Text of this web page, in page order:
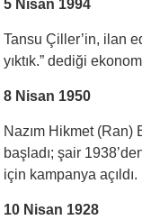
5 Nisan 1994
Tansu Çiller’in, ilan
yıktık.” dediği
8 Nisan 1950
Nazım Hikmet (Ran)
başladı; şair
için kampanya açıldı.
10 Nisan 1928